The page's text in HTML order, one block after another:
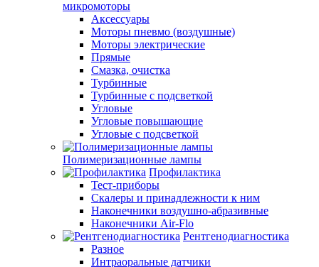
микромоторы
Аксессуары
Моторы пневмо (воздушные)
Моторы электрические
Прямые
Смазка, очистка
Турбинные
Турбинные с подсветкой
Угловые
Угловые повышающие
Угловые с подсветкой
Полимеризационные лампы
Профилактика
Тест-приборы
Скалеры и принадлежности к ним
Наконечники воздушно-абразивные
Наконечники Air-Flo
Рентгенодиагностика
Разное
Интраоральные датчики